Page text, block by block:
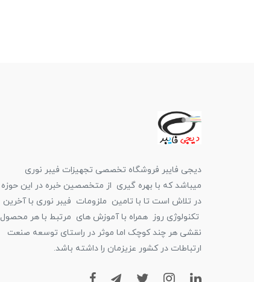
دیجی فایبر فروشگاه تخصصی تجهیزات فیبر نوری
میباشد که با بهره گیری از متخصصین خبره در این حوزه
در تلاش است تا با تامین ملزومات فیبر نوری با آخرین
تکنولوژی روز همراه با آموزش های مرتبط با هر محصول
نقشی هر چند کوچک اما موثر در راستای توسعه صنعت
ارتباطات در کشور عزیزمان را داشته باشد.